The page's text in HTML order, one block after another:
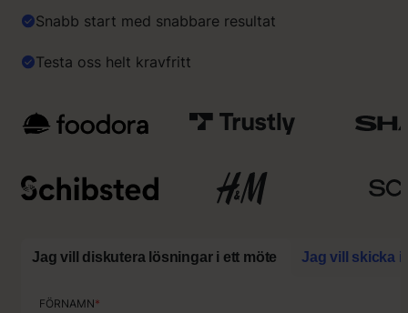
Snabb start med snabbare resultat
Testa oss helt kravfritt
Jag vill diskutera lösningar i ett möte Jag vill skicka
FÖRNAMN*
FÖRNAMN*